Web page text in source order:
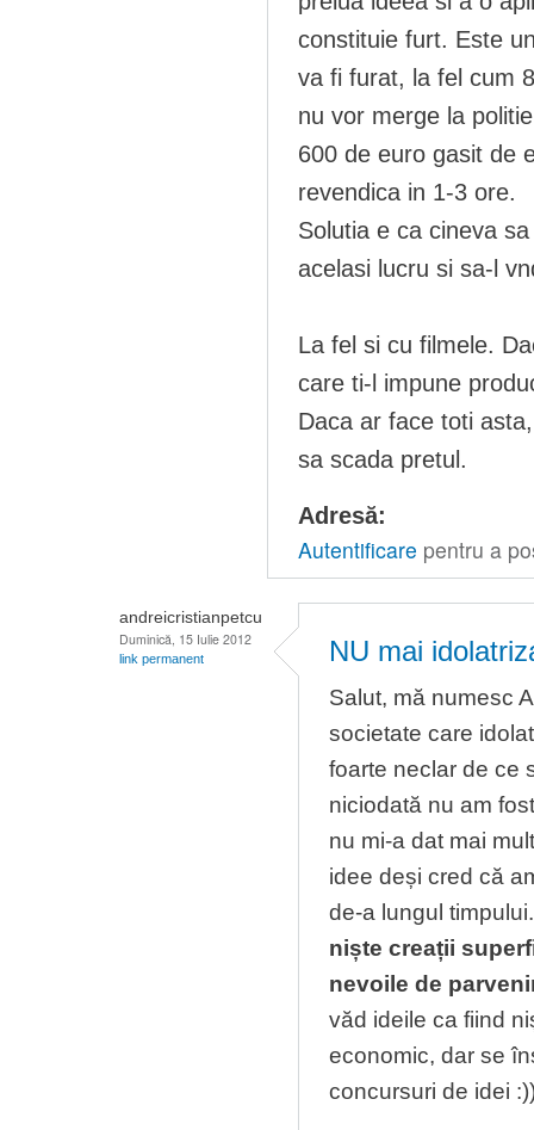
constituie furt. Este
va fi furat, la fel cum
nu vor merge la
600 de euro gasit de
revendica in 1-3 ore.
Solutia e ca cineva
acelasi lucru si sa-l
La fel si cu filmele.
care ti-l impune
Daca ar face toti
sa scada pretul.
Adresă:
Autentificare pentru a
andreicristianpetcu
Duminică, 15 Iulie 2012
link permanent NU mai
Salut, mă numesc
societate care
foarte neclar de ce
niciodată nu am
nu mi-a dat mai
idee deși cred că
de-a lungul
niște creații
nevoile de
văd ideile ca fiind
economic, dar se
concursuri de idei